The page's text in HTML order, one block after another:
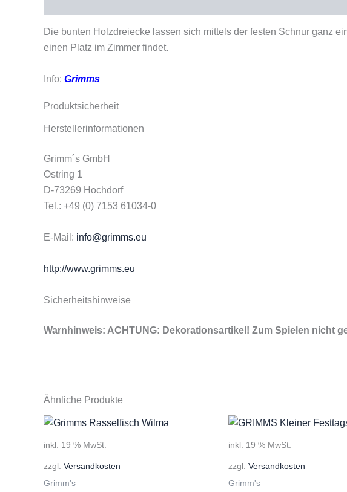
Die bunten Holzdreiecke lassen sich mittels der festen Schnur ganz
einen Platz im Zimmer findet.
Info: Grimms
Produktsicherheit
Herstellerinformationen
Grimm´s GmbH
Ostring 1
D-73269 Hochdorf
Tel.: +49 (0) 7153 61034-0
E-Mail: info@grimms.eu
http://www.grimms.eu
Sicherheitshinweise
Warnhinweis: ACHTUNG: Dekorationsartikel! Zum Spielen nicht
Ähnliche Produkte
inkl. 19 % MwSt.
zzgl. Versandkosten
Grimm's
inkl. 19 % MwSt.
zzgl. Versandkosten
Grimm's